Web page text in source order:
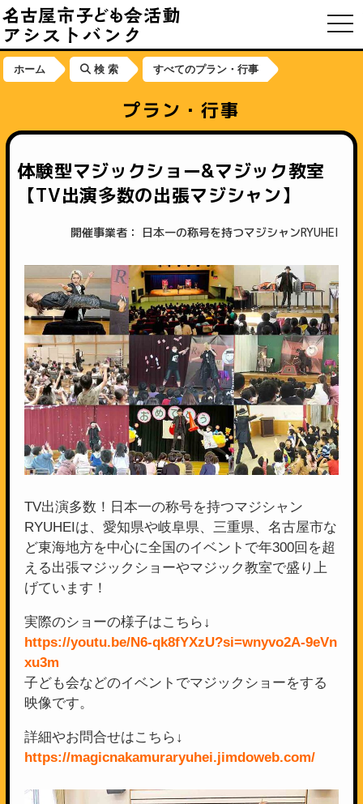
ホーム 検 索 すべてのプラン・行事
プラン・行事
体験型マジックショー&マジック教室
【TV出演多数の出張マジシャン】
開催事業者： 日本一の称号を持つマジシャンRYUHEI
TV出演多数！日本一の称号を持つマジシャン
RYUHEIは、愛知県や岐阜県、三重県、名古屋市な
ど東海地方を中心に全国のイベントで年300回を超
える出張マジックショーやマジック教室で盛り上
げています！
実際のショーの様子はこちら↓
https://youtu.be/N6-qk8fYXzU?si=wnyvo2A-9eVn
xu3m
子ども会などのイベントでマジックショーをする
映像です。
詳細やお問合せはこちら↓
https://magicnakamuraryuhei.jimdoweb.com/